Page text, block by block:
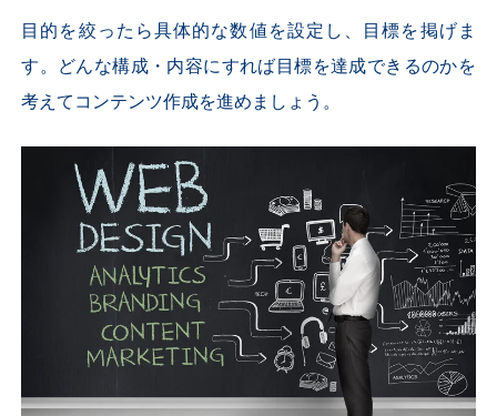
目的を絞ったら具体的な数値を設定し、目標を掲げま
す。どんな構成・内容にすれば目標を達成できるのかを
考えてコンテンツ作成を進めましょう。